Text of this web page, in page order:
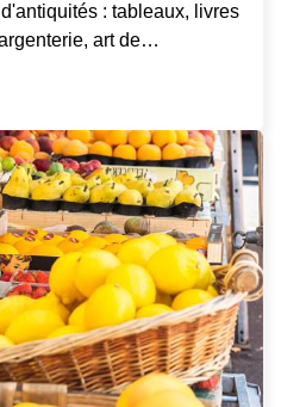
: tableaux, livres
art de…